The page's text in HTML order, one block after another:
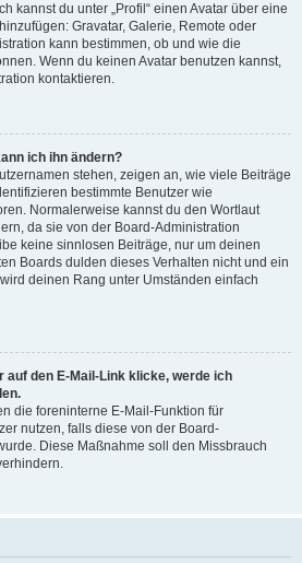
kannst du unter „Profil“ einen Avatar über eine
Gravatar, Galerie, Remote oder
kann bestimmen, ob und wie die
Wenn du keinen Avatar benutzen kannst,
kontaktieren.
ich ihn ändern?
stehen, zeigen an, wie viele Beiträge
bestimmte Benutzer wie
Normalerweise kannst du den Wortlaut
da sie von der Board-Administration
keine sinnlosen Beiträge, nur um deinen
Boards dulden dieses Verhalten nicht und ein
deinen Rang unter Umständen einfach
auf den E-Mail-Link klicke, werde ich
die foreninterne E-Mail-Funktion für
nutzen, falls diese von der Board-
Diese Maßnahme soll den Missbrauch